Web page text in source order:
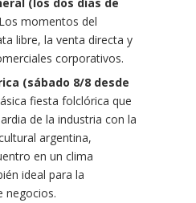
(los dos días de
Los momentos del
libre, la venta directa y
corporativos.
(sábado 8/8 desde
fiesta folclórica que
de la industria con la
argentina,
en un clima
ideal para la
negocios.